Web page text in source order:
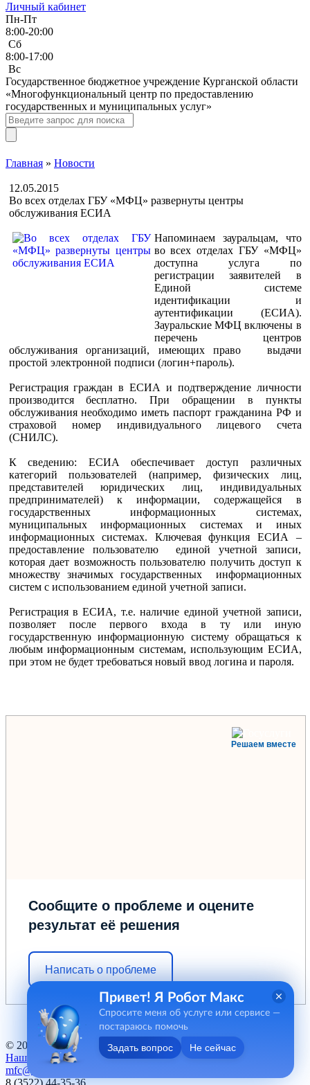
Личный кабинет
Пн-Пт
8:00-20:00
Сб
8:00-17:00
Bc
Государственное бюджетное учреждение Курганской области
«Многофункциональный центр по предоставлению
государственных и муниципальных услуг»
Главная » Новости
12.05.2015
Во всех отделах ГБУ «МФЦ» развернуты центры
обслуживания ЕСИА
Напоминаем зауральцам, что
во всех отделах ГБУ «МФЦ»
доступна услуга по
регистрации заявителей в
Единой системе
идентификации и
аутентификации (ЕСИА).
Зауральские МФЦ включены в
перечень центров
обслуживания организаций, имеющих право выдачи
простой электронной подписи (логин+пароль).
Регистрация граждан в ЕСИА и подтверждение личности
производится бесплатно. При обращении в пункты
обслуживания необходимо иметь паспорт гражданина РФ и
страховой номер индивидуального лицевого счета
(СНИЛС).
К сведению: ЕСИА обеспечивает доступ различных
категорий пользователей (например, физических лиц,
представителей юридических лиц, индивидуальных
предпринимателей) к информации, содержащейся в
государственных информационных системах,
муниципальных информационных системах и иных
информационных системах. Ключевая функция ЕСИА –
предоставление пользователю единой учетной записи,
которая дает возможность пользователю получить доступ к
множеству значимых государственных информационных
систем с использованием единой учетной записи.
Регистрация в ЕСИА, т.е. наличие единой учетной записи,
позволяет после первого входа в ту или иную
государственную информационную систему обращаться к
любым информационным системам, использующим ЕСИА,
при этом не будет требоваться новый ввод логина и пароля.
Решаем вместе
Сообщите о проблеме и оцените
результат её решения
Написать о проблеме
© 2012 - 2026 ГБУ "МФЦ" Курганской области
Наш баннер
mfc@kurganobl.ru
8 (3522) 44-35-36
Привет! Я Робот Макс
Спросите меня об услуге или сервисе —
постараюсь помочь
Задать вопрос Не сейчас